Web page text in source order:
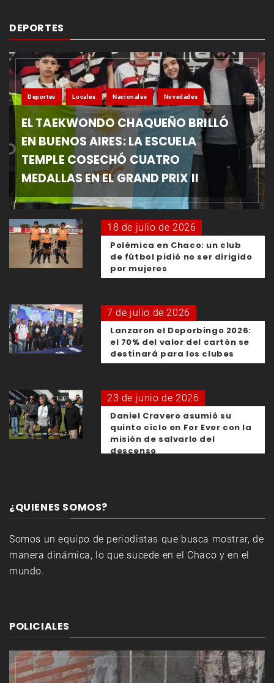
DEPORTES
Deportes Locales Nacionales Novedades
EL TAEKWONDO CHAQUEÑO BRILLÓ
EN BUENOS AIRES: LA ESCUELA
TEMPLE COSECHÓ CUATRO
MEDALLAS EN EL GRAND PRIX II
18 de julio de 2026
Polémica en Chaco: un club
de fútbol pidió no ser dirigido
por mujeres
7 de julio de 2026
Lanzaron el Deporbingo 2026:
el 70% del valor del cartón se
destinará para los clubes
23 de junio de 2026
Daniel Cravero asumió su
quinto ciclo en For Ever con la
misión de salvarlo del
descenso
¿QUIENES SOMOS?
Somos un equipo de periodistas que busca mostrar, de
manera dinámica, lo que sucede en el Chaco y en el
mundo.
POLICIALES